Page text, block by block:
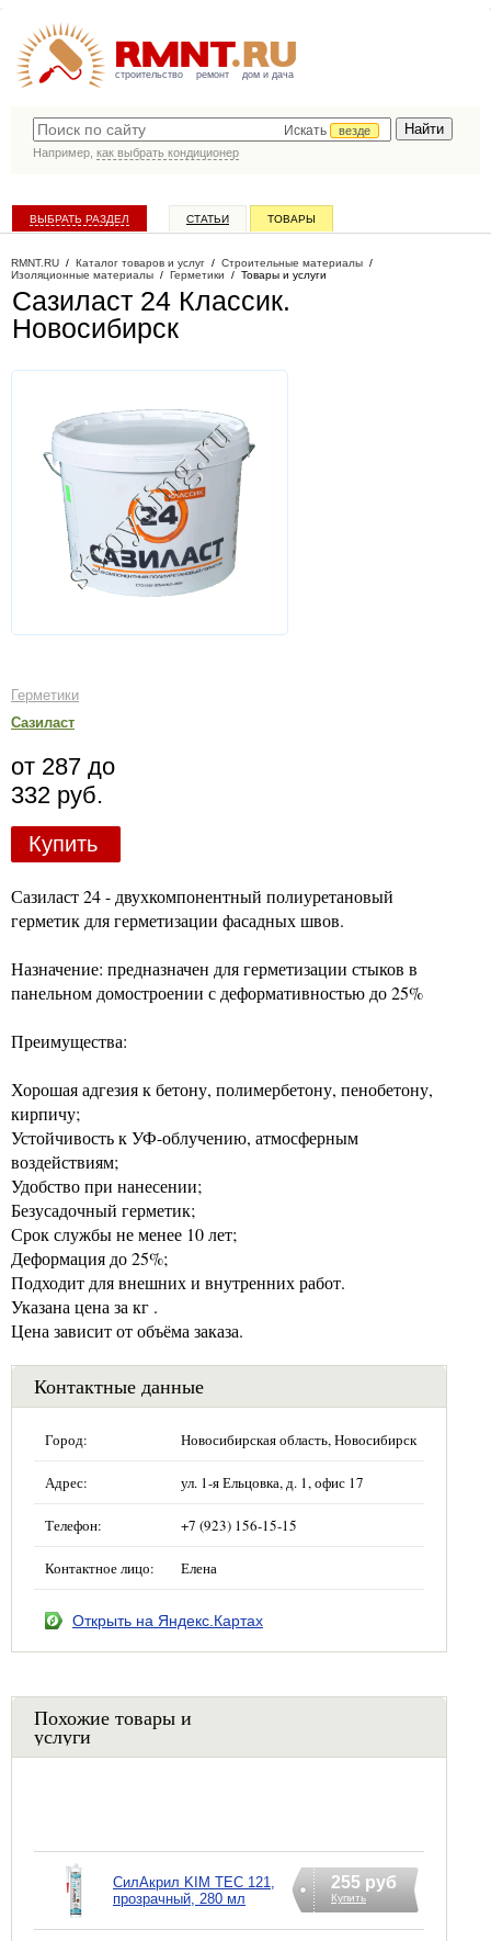
строительство ремонт дом и дача
Искать
везде
Например, как выбрать кондиционер
ВЫБРАТЬ РАЗДЕЛ СТАТЬИ ТОВАРЫ
RMNT.RU / Каталог товаров и услуг / Строительные материалы /
Изоляционные материалы / Герметики / Товары и услуги
Сазиласт 24 Классик.
Новосибирск
Герметики
Сазиласт
от 287 до
332 руб.
Купить
Сазиласт 24 - двухкомпонентный полиуретановый
герметик для герметизации фасадных швов.
Назначение: предназначен для герметизации стыков в
панельном домостроении с деформативностью до 25%
Преимущества:
Хорошая адгезия к бетону, полимербетону, пенобетону,
кирпичу;
Устойчивость к УФ-облучению, атмосферным
воздействиям;
Удобство при нанесении;
Безусадочный герметик;
Срок службы не менее 10 лет;
Деформация до 25%;
Подходит для внешних и внутренних работ.
Указана цена за кг .
Цена зависит от объёма заказа.
Контактные данные
Город: Новосибирская область, Новосибирск
Адрес: ул. 1-я Ельцовка, д. 1, офис 17
Телефон: +7 (923) 156-15-15
Контактное лицо: Елена
Открыть на Яндекс.Картах
Похожие товары и
услуги
СилАкрил KIM TEC 121,
прозрачный, 280 мл
255 руб
Купить